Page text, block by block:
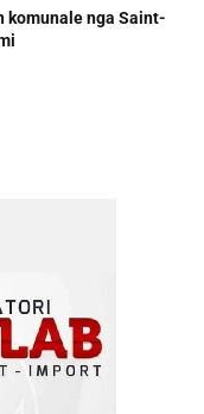
nga Saint-